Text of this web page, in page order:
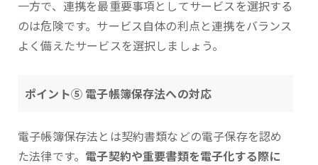
一方で、連携を最重要事項としてサービスを選択する
のは危険です。サービス自体の利点と連携をバランス
よく備えたサービスを選択しましょう。
ポイント⑤ 電子帳簿保存法への対応
電子帳簿保存法とは契約書類などの電子保存を認め
た法律です。 電子契約や重要書類を電子化する際に